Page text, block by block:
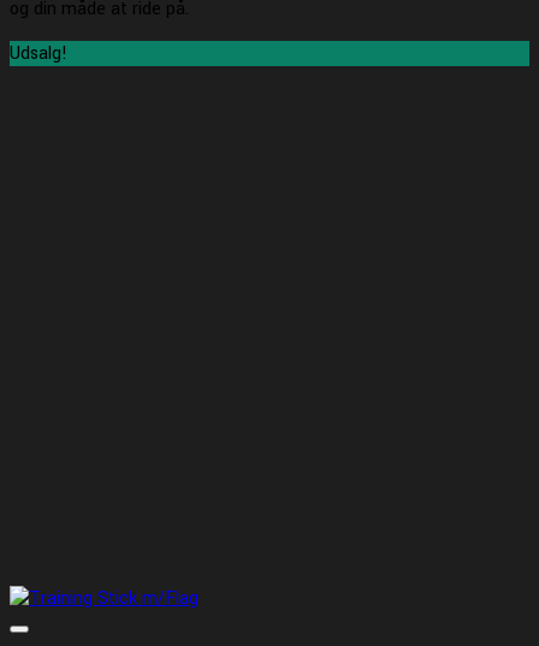
og din måde at ride på.
Udsalg!